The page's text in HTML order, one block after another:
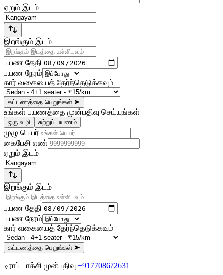
ஏறும் இடம்
இறங்கும் இடம்
பயண தேதி
பயண நேரம்
கார் வகையைத் தேர்ந்தெடுக்கவும்
கட்டணத்தை பெறுங்கள் ➤
உங்கள் பயணத்தை முன்பதிவு செய்யுங்கள்
ஒரு வழி சுற்றுப் பயணம்
முழு பெயர்
கைபேசி எண்
ஏறும் இடம்
இறங்கும் இடம்
பயண தேதி
பயண நேரம்
கார் வகையைத் தேர்ந்தெடுக்கவும்
கட்டணத்தை பெறுங்கள் ➤
டிராப் டாக்சி முன்பதிவு +917708672631